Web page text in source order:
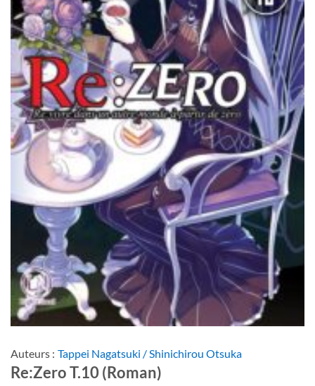
Auteurs : Tappei Nagatsuki / Shinichirou Otsuka
Re:Zero T.10 (Roman)